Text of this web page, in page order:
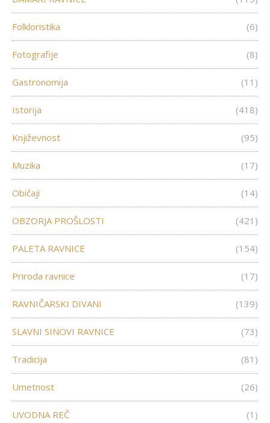
Folkloristika (6)
Fotografije (8)
Gastronomija (11)
Istorija (418)
Književnost (95)
Muzika (17)
Običaji (14)
OBZORJA PROŠLOSTI (421)
PALETA RAVNICE (154)
Priroda ravnice (17)
RAVNIČARSKI DIVANI (139)
SLAVNI SINOVI RAVNICE (73)
Tradicija (81)
Umetnost (26)
UVODNA REČ (1)